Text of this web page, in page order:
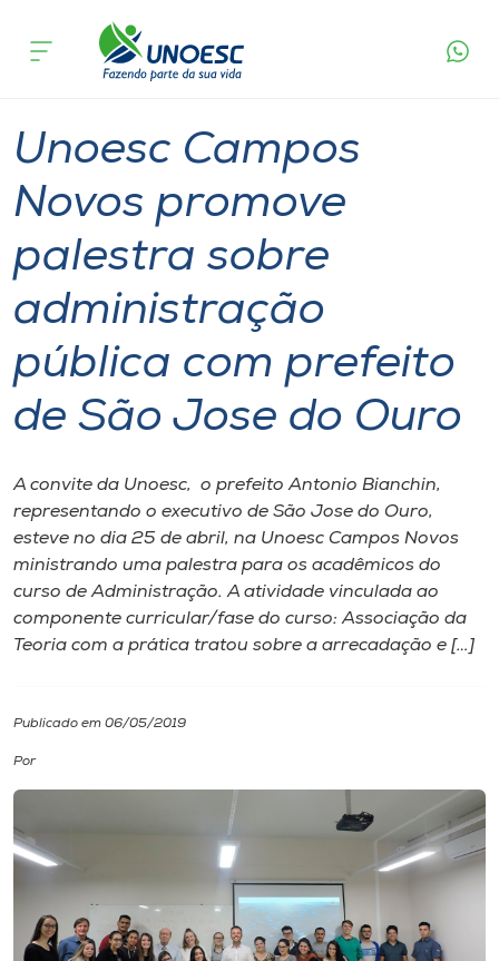
Cursos
Pesquisa
Atendimento ao Estudante
Portal de Ensino
A
Unoesc
Internacionalização
I.nova
Diplomados
Rádio
acontece
do Ouro
Unoesc Campos
Novos promove
palestra sobre
administração
pública com prefeito
de São Jose do Ouro
A convite da Unoesc, o prefeito Antonio Bianchin,
representando o executivo de São Jose do Ouro,
esteve no dia 25 de abril, na Unoesc Campos Novos
ministrando uma palestra para os acadêmicos do
curso de Administração. A atividade vinculada ao
componente curricular/fase do curso: Associação da
Teoria com a prática tratou sobre a arrecadação e […]
Publicado em 06/05/2019
Por